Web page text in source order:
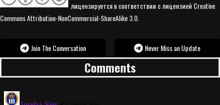
лицензируется в соответствии с лицензией Creative
Commons Attribution-NonCommercial-ShareAlike 3.0.
Join The Conversation Never Miss an Update
Comments